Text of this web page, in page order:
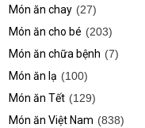
Món ăn chay (27)
Món ăn cho bé (203)
Món ăn chữa bệnh (7)
Món ăn lạ (100)
Món ăn Tết (129)
Món ăn Việt Nam (838)